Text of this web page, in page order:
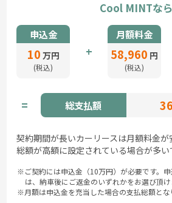
Cool MINTなら
申込金
10 万円
(税込)
+
月額料金
58,960 円
(税込)
= 総支払額
契約期間が長いカーリースは月額料金
総額が高額に設定されている場合が多い
※ご契約には申込金（10万円）が必要です。
は、納車後にご返金のいずれかをお選び頂け
※月額は申込金を充当した場合の支払総額とな